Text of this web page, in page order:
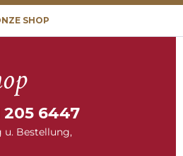
SHOP
205 6447
u. Bestellung,